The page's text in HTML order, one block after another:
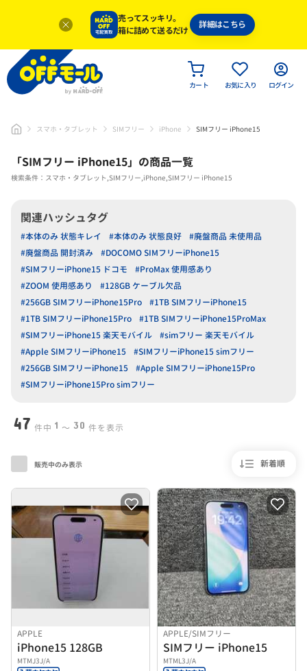
売ってスッキリ。
箱に詰めて送るだけ
詳細はこちら
カート お気に入り ログイン
スマホ・タブレット SIMフリー iPhone SIMフリー iPhone15
「SIMフリー iPhone15」 の商品一覧
検索条件：スマホ・タブレット,SIMフリー,iPhone,SIMフリー iPhone15
関連ハッシュタグ
#本体のみ 状態キレイ #本体のみ 状態良好
#廃盤商品 未使用品
#廃盤商品 開封済み
#DOCOMO SIMフリーiPhone15
#SIMフリーiPhone15 ドコモ
#ProMax 使用感あり
#ZOOM 使用感あり
#128GB ケーブル欠品
#256GB SIMフリーiPhone15Pro
#1TB SIMフリーiPhone15
#1TB SIMフリーiPhone15Pro
#1TB SIMフリーiPhone15ProMax
#SIMフリーiPhone15 楽天モバイル
#simフリー 楽天モバイル
#Apple SIMフリーiPhone15
#SIMフリーiPhone15 simフリー
#256GB SIMフリーiPhone15
#Apple SIMフリーiPhone15Pro
#SIMフリーiPhone15Pro simフリー
47 件中 1 〜 30 件を表示
新着順
販売中のみ表示
APPLE
iPhone15 128GB
MTMJ3J/A
APPLE/SIMフリー
SIMフリー iPhone15
MTML3J/A